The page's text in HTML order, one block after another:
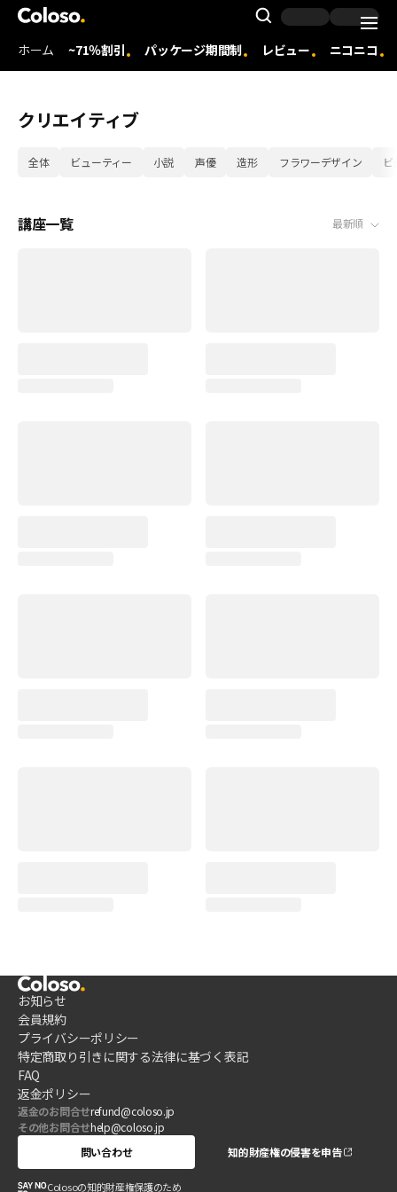
Coloso. | コロソ.
Search
Coloso Menu
ホーム ~71％割引 パッケージ期間制 レビュー ニコニコ
クリエイティブ
category tag list
全体 ビューティー 小説 声優 造形 フラワーデザイン ビ
講座一覧 最新順
お知らせ
会員規約
プライバシーポリシー
特定商取り引きに関する法律に基づく表記
FAQ
返金ポリシー
返金のお問合せrefund@coloso.jp
その他お問合せhelp@coloso.jp
問い合わせ
知的財産権の侵害を申告
Colosoの知的財産権保護のため